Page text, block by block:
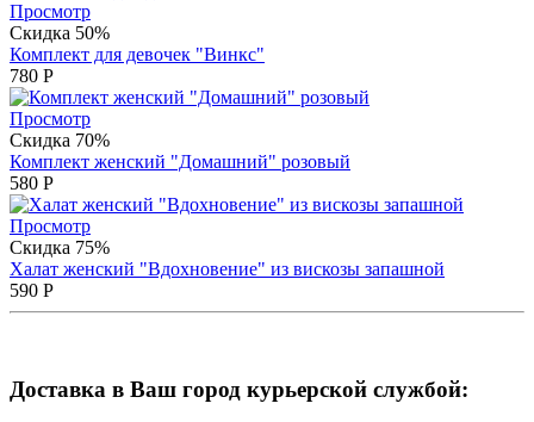
Просмотр
Скидка 50%
Комплект для девочек "Винкс"
780 Р
Просмотр
Скидка 70%
Комплект женский "Домашний" розовый
580 Р
Просмотр
Скидка 75%
Халат женский "Вдохновение" из вискозы запашной
590 Р
Доставка в Ваш город курьерской службой: